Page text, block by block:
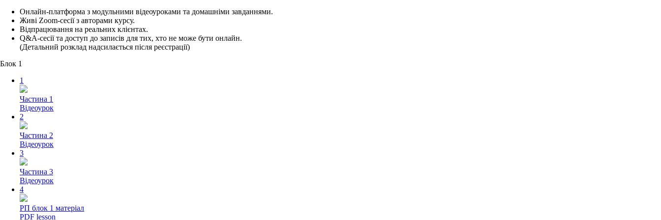
Онлайн-платформа з модульними відеоуроками та домашніми завданнями.
Живі Zoom-сесії з авторами курсу.
Відпрацювання на реальних клієнтах.
Q&A-сесії та доступ до записів для тих, хто не може бути онлайн.
(Детальний розклад надсилається після реєстрації)
Блок 1
1
Частина 1
Відеоурок
2
Частина 2
Відеоурок
3
Частина 3
Відеоурок
4
РП блок 1 матеріал
PDF lesson